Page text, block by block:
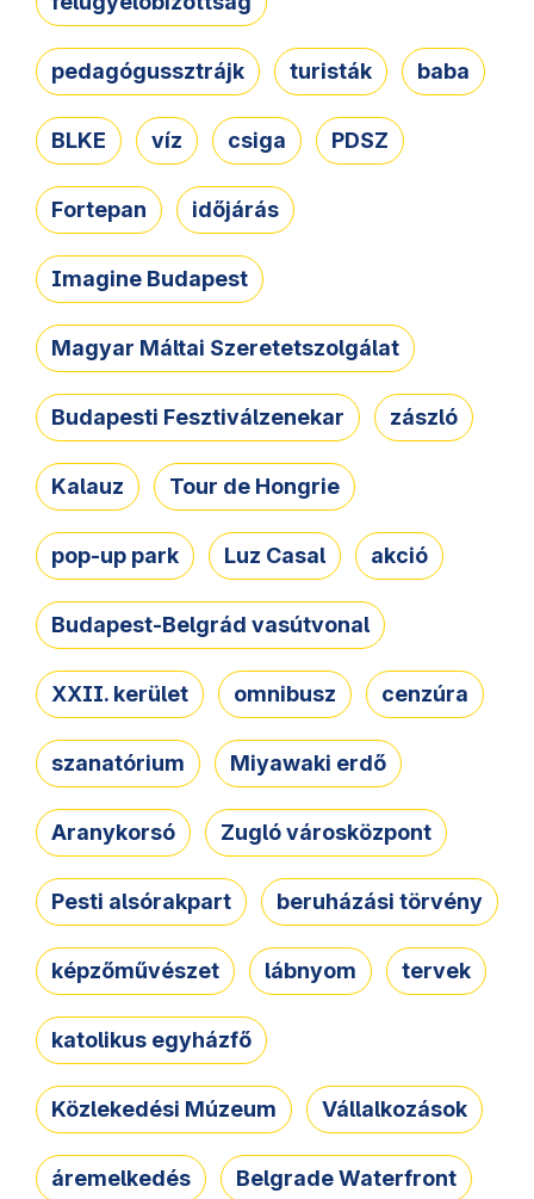
pedagógussztrájk turisták baba
BLKE víz csiga PDSZ
Fortepan időjárás
Imagine Budapest
Magyar Máltai Szeretetszolgálat
Budapesti Fesztiválzenekar zászló
Kalauz Tour de Hongrie
pop-up park Luz Casal akció
Budapest-Belgrád vasútvonal
XXII. kerület omnibusz cenzúra
szanatórium Miyawaki erdő
Aranykorsó Zugló városközpont
Pesti alsórakpart beruházási törvény
képzőművészet lábnyom tervek
katolikus egyházfő
Közlekedési Múzeum Vállalkozások
áremelkedés Belgrade Waterfront